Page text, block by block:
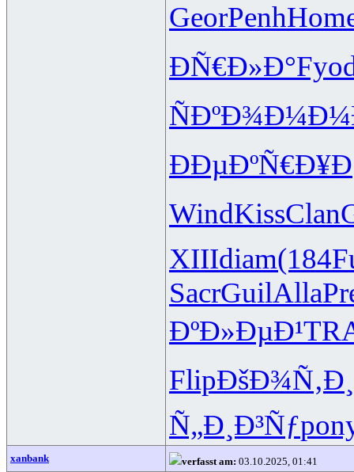
GeorPenh
ÐÑ€Ð»Ð°
ÑÐºÐ¾Ð¼
ÐÐµÐºÑ€
WindKissClan
XIIIdiam(184
SacrGuilAlla
ÐºÐ»ÐµÐ¹
FlipÐšÐ¾Ñ‚Ð¸
Ñ„Ð¸Ð³Ñƒ
xanbank verfasst am: 03.10.2025, 01:41